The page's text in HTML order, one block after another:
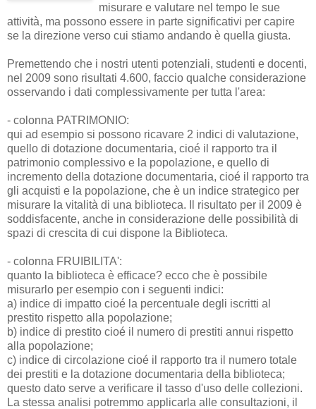
misurare e valutare nel tempo le sue
attività, ma possono essere in parte significativi per capire
se la direzione verso cui stiamo andando è quella giusta.
Premettendo che i nostri utenti potenziali, studenti e docenti,
nel 2009 sono risultati 4.600, faccio qualche considerazione
osservando i dati complessivamente per tutta l'area:
- colonna PATRIMONIO:
qui ad esempio si possono ricavare 2 indici di valutazione,
quello di dotazione documentaria, cioé il rapporto tra il
patrimonio complessivo e la popolazione, e quello di
incremento della dotazione documentaria, cioé il rapporto tra
gli acquisti e la popolazione, che è un indice strategico per
misurare la vitalità di una biblioteca. Il risultato per il 2009 è
soddisfacente, anche in considerazione delle possibilità di
spazi di crescita di cui dispone la Biblioteca.
- colonna FRUIBILITA':
quanto la biblioteca è efficace? ecco che è possibile
misurarlo per esempio con i seguenti indici:
a) indice di impatto cioé la percentuale degli iscritti al
prestito rispetto alla popolazione;
b) indice di prestito cioé il numero di prestiti annui rispetto
alla popolazione;
c) indice di circolazione cioé il rapporto tra il numero totale
dei prestiti e la dotazione documentaria della biblioteca;
questo dato serve a verificare il tasso d'uso delle collezioni.
La stessa analisi potremmo applicarla alle consultazioni, il